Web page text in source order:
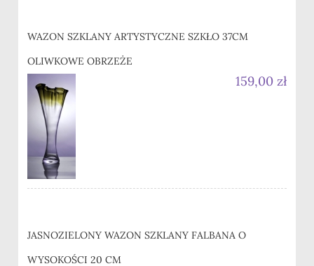
WAZON SZKLANY ARTYSTYCZNE SZKŁO 37CM
OLIWKOWE OBRZEŻE
159,00 zł
JASNOZIELONY WAZON SZKLANY FALBANA O
WYSOKOŚCI 20 CM